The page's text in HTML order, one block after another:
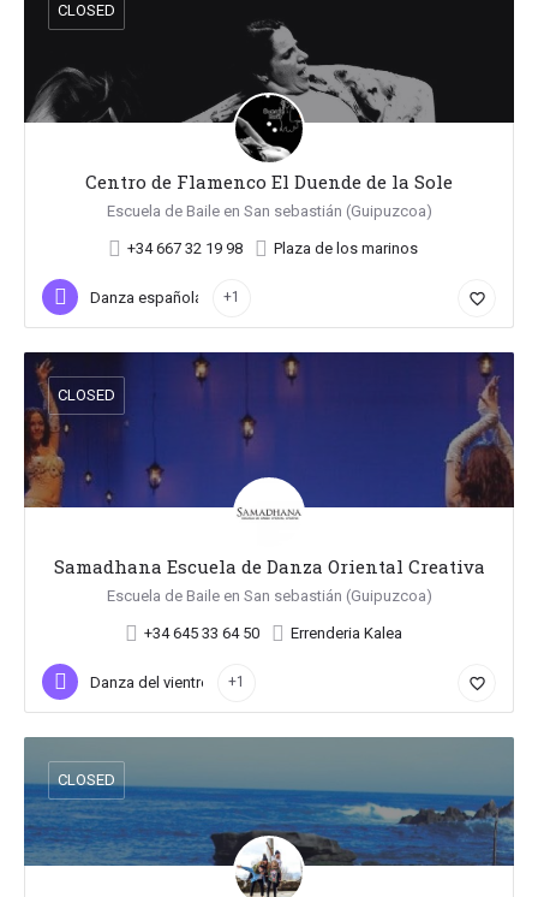
Centro de Flamenco El Duende de la Sole
Escuela de Baile en San sebastián (Guipuzcoa)
+34 667 32 19 98 Plaza de los marinos
CLOSED
Danza española +1 favorite_border
Samadhana Escuela de Danza Oriental Creativa
Escuela de Baile en San sebastián (Guipuzcoa)
+34 645 33 64 50 Errenderia Kalea
CLOSED
Danza del vientre +1 favorite_border
CLOSED